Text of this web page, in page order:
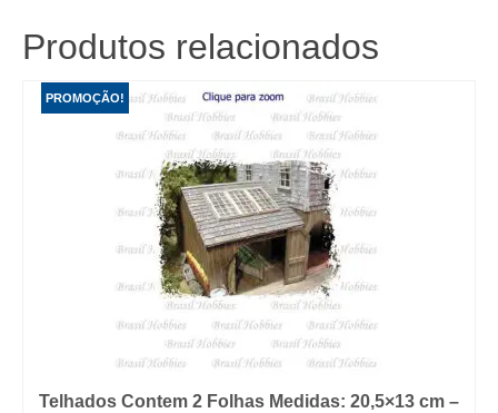
Produtos relacionados
PROMOÇÃO!
Telhados Contem 2 Folhas Medidas: 20,5×13 cm –